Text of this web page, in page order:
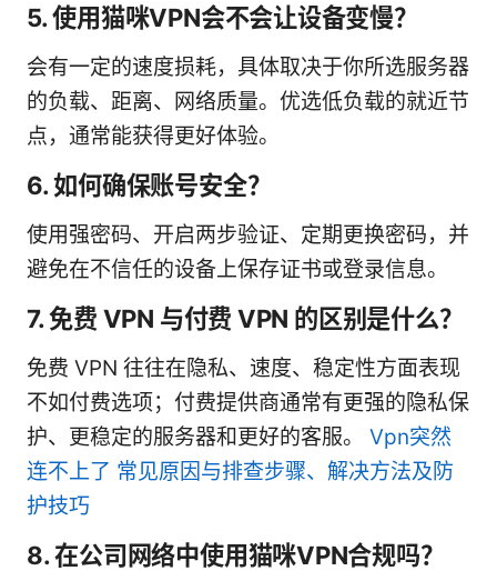
5. 使用猫咪VPN会不会让设备变慢？
会有一定的速度损耗，具体取决于你所选服务器
的负载、距离、网络质量。优选低负载的就近节
点，通常能获得更好体验。
6. 如何确保账号安全？
使用强密码、开启两步验证、定期更换密码，并
避免在不信任的设备上保存证书或登录信息。
7. 免费 VPN 与付费 VPN 的区别是什么？
免费 VPN 往往在隐私、速度、稳定性方面表现
不如付费选项；付费提供商通常有更强的隐私保
护、更稳定的服务器和更好的客服。 Vpn突然
连不上了 常见原因与排查步骤、解决方法及防
护技巧
8. 在公司网络中使用猫咪VPN合规吗？